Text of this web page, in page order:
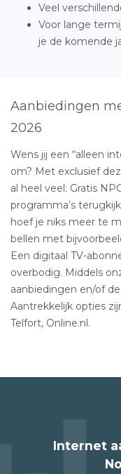
Veel
Voor lange
je de komende
Aanbiedingen
2026
Wens jij een “alleen
om? Met exclusief
al heel veel: Gratis
programma’s
hoef je niks meer te
bellen met
Een digitaal TV-
overbodig. Middels
aanbiedingen en/of
Aantrekkelijk opties
Telfort, Online.nl.
Internet